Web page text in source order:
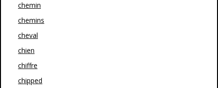
chemin
chemins
cheval
chien
chiffre
chipped